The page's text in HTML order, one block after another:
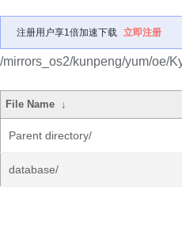
注册用户享1倍加速下载 立即注册
/mirrors_os2/kunpeng/yum/oe/
File Name ↓
Parent directory/
database/